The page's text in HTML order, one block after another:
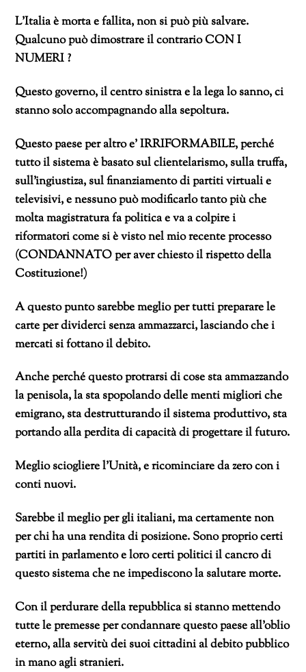
L’Italia è morta e fallita, non si può più salvare.
Qualcuno può dimostrare il contrario CON I
NUMERI ?
Questo governo, il centro sinistra e la lega lo sanno, ci
stanno solo accompagnando alla sepoltura.
Questo paese per altro e’ IRRIFORMABILE, perché
tutto il sistema è basato sul clientelarismo, sulla truffa,
sull’ingiustiza, sul finanziamento di partiti virtuali e
televisivi, e nessuno può modificarlo tanto più che
molta magistratura fa politica e va a colpire i
riformatori come si è visto nel mio recente processo
(CONDANNATO per aver chiesto il rispetto della
Costituzione!)
A questo punto sarebbe meglio per tutti preparare le
carte per dividerci senza ammazzarci, lasciando che i
mercati si fottano il debito.
Anche perché questo protrarsi di cose sta ammazzando
la penisola, la sta spopolando delle menti migliori che
emigrano, sta destrutturando il sistema produttivo, sta
portando alla perdita di capacità di progettare il futuro.
Meglio sciogliere l’Unità, e ricominciare da zero con i
conti nuovi.
Sarebbe il meglio per gli italiani, ma certamente non
per chi ha una rendita di posizione. Sono proprio certi
partiti in parlamento e loro certi politici il cancro di
questo sistema che ne impediscono la salutare morte.
Con il perdurare della repubblica si stanno mettendo
tutte le premesse per condannare questo paese all’oblio
eterno, alla servitù dei suoi cittadini al debito pubblico
in mano agli stranieri.